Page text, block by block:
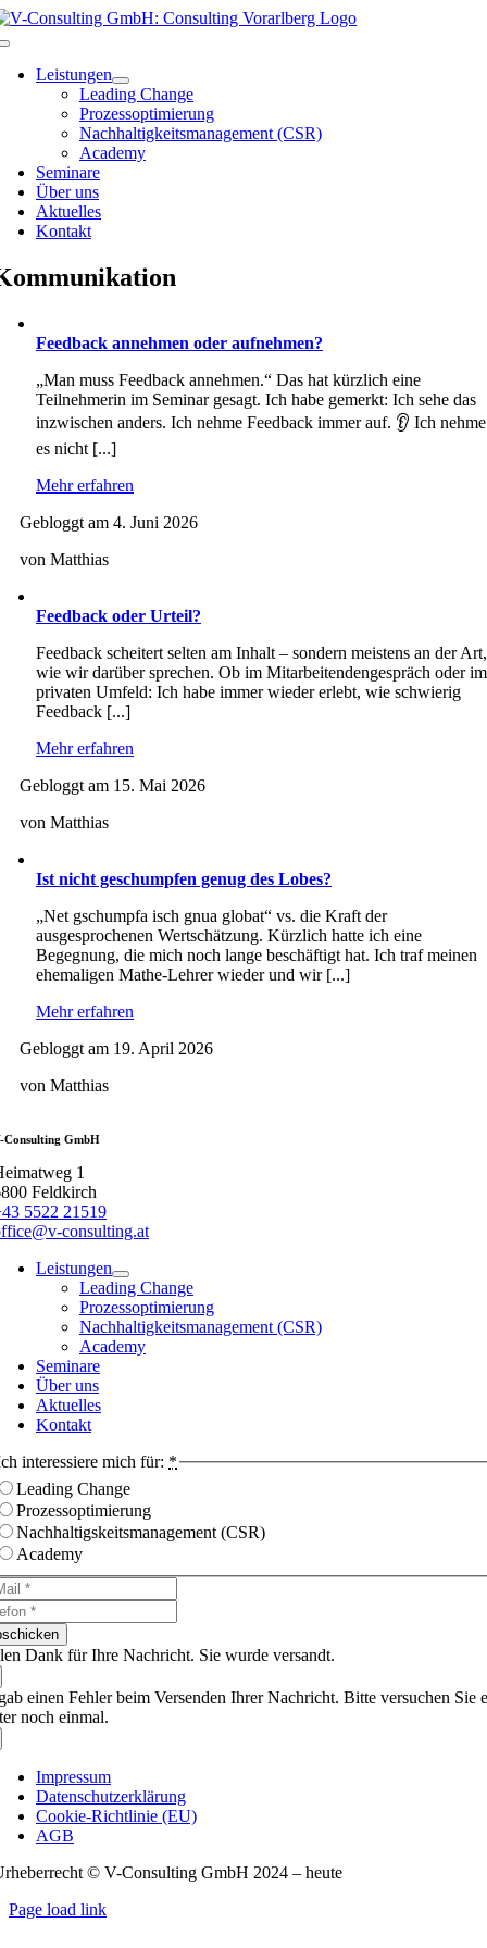
Zum
Inhalt
Toggle
NavigationLeistungen
Leading Change
Prozessoptimierung
Nachhaltigkeitsmanagement (CSR)
Academy
Seminare
Über uns
Aktuelles
Kontakt
Feedback annehmen oder aufnehmen?
„Man muss Feedback annehmen.“ Das hat kürzlich eine
Teilnehmerin im Seminar gesagt. Ich habe gemerkt: Ich sehe das
inzwischen anders. Ich nehme Feedback immer auf. 👂 Ich nehme
es nicht [...]
Mehr erfahren
Gebloggt am 4. Juni 2026
von Matthias
Feedback oder Urteil?
Feedback scheitert selten am Inhalt – sondern meistens an der Art,
wie wir darüber sprechen. Ob im Mitarbeitendengespräch oder im
privaten Umfeld: Ich habe immer wieder erlebt, wie schwierig
Feedback [...]
Mehr erfahren
Gebloggt am 15. Mai 2026
von Matthias
Ist nicht geschumpfen genug des Lobes?
„Net gschumpfa isch gnua globat“ vs. die Kraft der
ausgesprochenen Wertschätzung. Kürzlich hatte ich eine
Begegnung, die mich noch lange beschäftigt hat. Ich traf meinen
ehemaligen Mathe-Lehrer wieder und wir [...]
Mehr erfahren
Gebloggt am 19. April 2026
von Matthias
Consulting GmbH
1
Feldkirch
5522 21519
consulting.at
Leistungen
Leading Change
Prozessoptimierung
Nachhaltigkeitsmanagement (CSR)
Academy
Seminare
Über uns
Aktuelles
Kontakt
interessiere mich für: *
Leading Change
Prozessoptimierung
Nachhaltigskeitsmanagement (CSR)
Academy
Dank für Ihre Nachricht. Sie wurde versandt.
einen Fehler beim Versenden Ihrer Nachricht. Bitte versuchen Sie
noch einmal.
Impressum
Datenschutzerklärung
Cookie-Richtlinie (EU)
AGB
© V-Consulting GmbH 2024 – heute
Page load link